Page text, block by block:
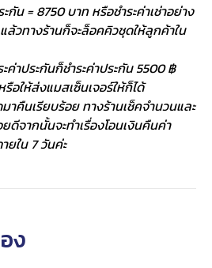
ะกัน = 8750 บาท หรือชำระค่าเช่าอย่าง
ล้วทางร้านก็จะล็อคคิวชุดให้ลูกค้าใน
ค่าประกันก็ชำระค่าประกัน 5500 ฿
อให้ส่งแมสเซ็นเจอร์ให้ก็ได้
าคืนเรียบร้อย ทางร้านเช็คจำนวนและ
ดีจากนั้นจะทำเรื่องโอนเงินคืนค่า
ยใน 7 วันค่ะ
ง